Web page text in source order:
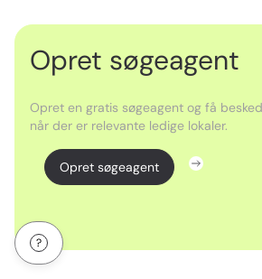
Opret søgeagent
Opret en gratis søgeagent og få
når der er relevante ledige lokaler.
Opret søgeagent